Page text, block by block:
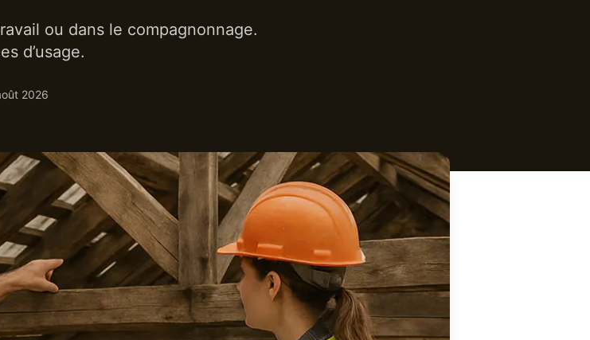
ou dans le compagnonnage.
d’usage.
2026